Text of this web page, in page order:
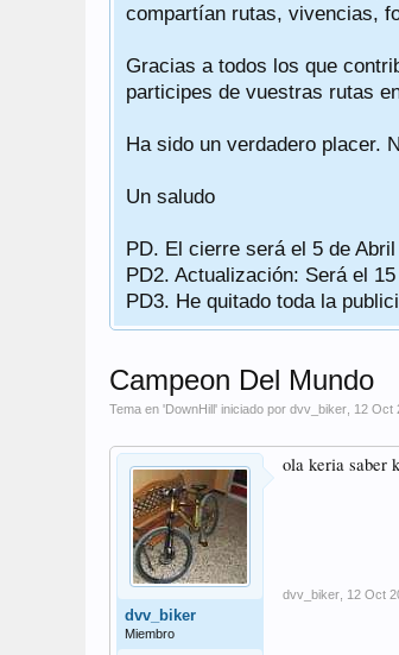
compartían rutas, vivencias,
Gracias a todos los que
participes de vuestras rutas
Ha sido un verdadero placer.
Un saludo
PD. El cierre será el 5 de Abril
PD2. Actualización: Será el
PD3. He quitado toda la
Campeon Del Mundo
Tema en 'DownHill' iniciado por dvv_biker 12 Oct
dvv_biker
Miembro
ola keria saber
dvv_biker 12 Oct